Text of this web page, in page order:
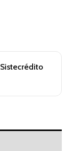
Sistecrédito